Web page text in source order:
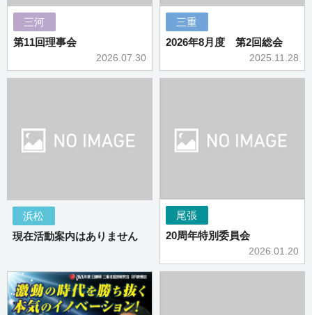
三河
第11回理事会
2026.07.30
三重
2026年8月度 第2回総会
2025.11.28
浜松
現在活動案内はありません
尾張
20周年特別委員会
2026.01.20